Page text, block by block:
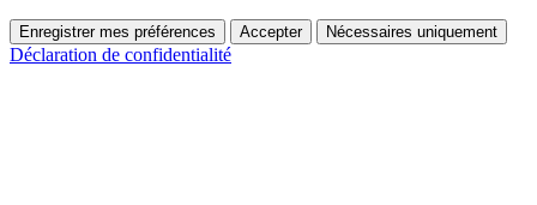
Enregistrer mes préférences Accepter Nécessaires uniquement
Déclaration de confidentialité